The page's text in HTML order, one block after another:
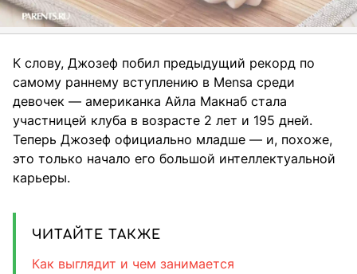
К слову, Джозеф побил предыдущий рекорд по
самому раннему вступлению в Mensa среди
девочек — американка Айла Макнаб стала
участницей клуба в возрасте 2 лет и 195 дней.
Теперь Джозеф официально младше — и, похоже,
это только начало его большой интеллектуальной
карьеры.
ЧИТАЙТЕ ТАКЖЕ
Как выглядит и чем занимается